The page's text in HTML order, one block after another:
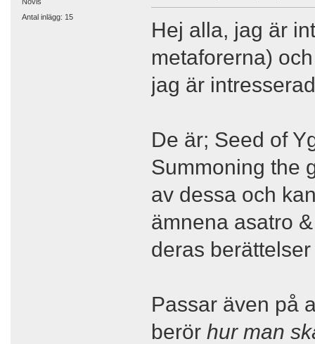
Antal inlägg: 15
Hej alla, jag är
metaforerna)
jag är
De är; Seed of
Summoning the
av dessa och
ämnena asatro
deras
Passar även på
berör hur man